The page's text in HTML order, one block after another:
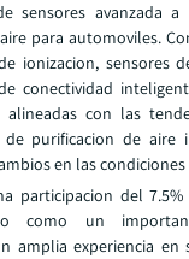
sensores avanzada a
para automoviles.
ionizacion, sensores
conectividad
alineadas con las
de purificacion de aire
en las
participacion del
como un
amplia experiencia en